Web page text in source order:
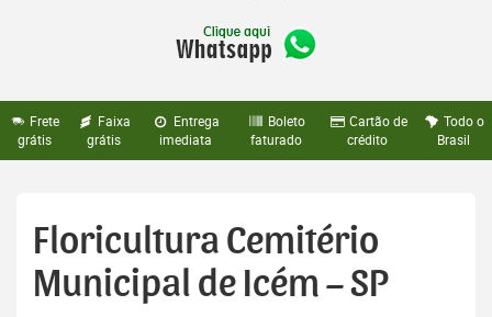
Frete
grátis
Faixa
grátis
Entrega
imediata
Boleto
faturado
Cartão de
crédito
Todo o
Brasil
Floricultura Cemitério
Municipal de Icém – SP